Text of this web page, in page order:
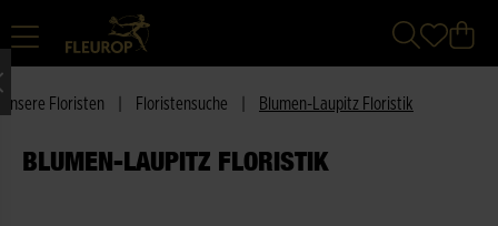
Unsere Floristen Floristensuche Blumen-Laupitz Floristik
BLUMEN-LAUPITZ FLORISTIK